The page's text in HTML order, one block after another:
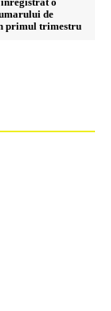
de
primul trimestru